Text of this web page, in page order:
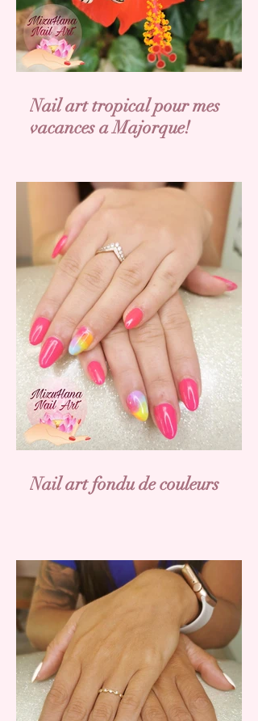
Nail art tropical pour mes
vacances a Majorque!
Nail art fondu de couleurs